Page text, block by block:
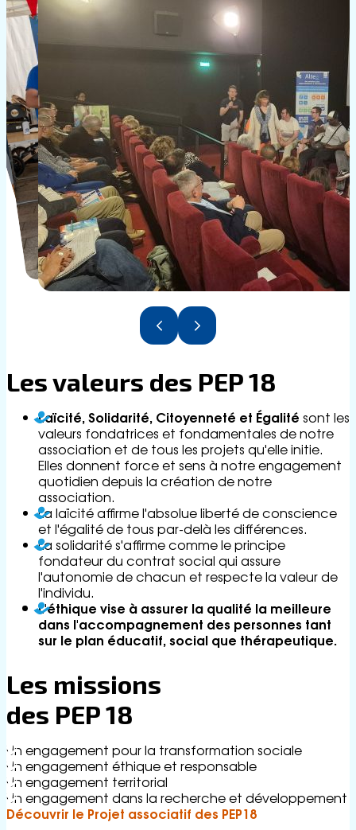
Les valeurs des PEP 18
Laïcité, Solidarité, Citoyenneté et Égalité sont les
valeurs fondatrices et fondamentales de notre
association et de tous les projets qu'elle initie.
Elles donnent force et sens à notre engagement
quotidien depuis la création de notre
association.
La laïcité affirme l'absolue liberté de conscience
et l'égalité de tous par-delà les différences.
La solidarité s'affirme comme le principe
fondateur du contrat social qui assure
l'autonomie de chacun et respecte la valeur de
l'individu.
L'éthique vise à assurer la qualité la meilleure
dans l'accompagnement des personnes tant
sur le plan éducatif, social que thérapeutique.
Les missions
des PEP 18
Un engagement pour la transformation sociale
Un engagement éthique et responsable
Un engagement territorial
Un engagement dans la recherche et développement
Découvrir le Projet associatif des PEP18